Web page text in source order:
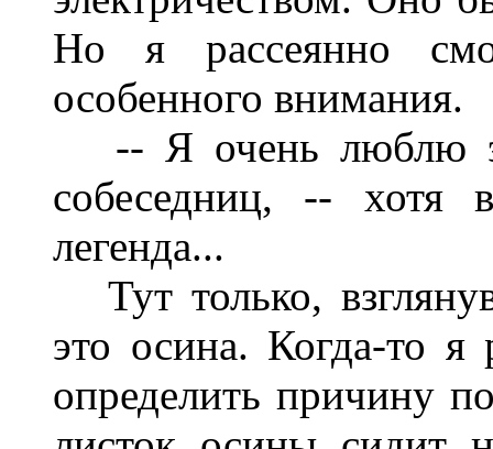
Но я рассеянно
особенного внимания.
-- Я очень люблю
собеседниц, -- хотя
легенда...
Тут только,
это осина. Когда-то я
определить причину